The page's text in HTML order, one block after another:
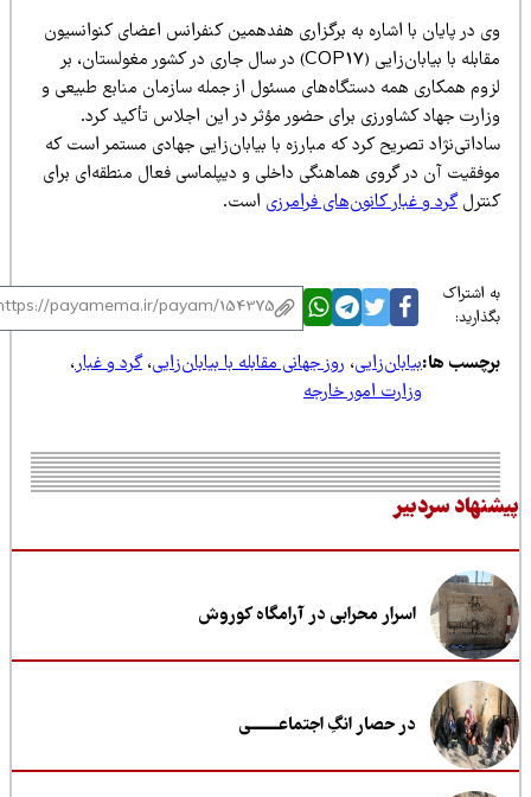
در پایان با اشاره به برگزاری هفدهمین کنفرانس اعضای کنوانسیون
مقابله با بیابان‌زایی (COP17) در سال جاری در کشور مغولستان، بر
همکاری همه دستگاه‌های مسئول از جمله سازمان منابع طبیعی و
جهاد کشاورزی برای حضور مؤثر در این اجلاس تأکید کرد.
تصریح کرد که مبارزه با بیابان‌زایی جهادی مستمر است که
آن در گروی هماهنگی داخلی و دیپلماسی فعال منطقه‌ای برای
گرد و غبار کانون‌های فرامرزیاست.
اشتراک
ها:بیابان‌زایی،روز جهانی مقابله با بیابان‌زایی،گرد و غبار،
وزارت امور خارجه
سردبیر
اسرار محرابی در آرامگاه کوروش
در حصار انگِ اجتماعــــــــی